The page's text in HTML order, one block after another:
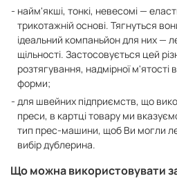
найм'якші, тонкі, невесомі —
трикотажній основі. Тягнуться
ідеальний компаньйон для них —
щільності. Застосовується цей
розтягування, надмірної м'ятості
форми;
для швейних підприємств, що
преси, в картці товару ми
тип прес-машини, щоб Ви могли
вибір дублерина.
Що можна використовувати